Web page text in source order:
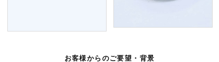
お客様からのご要望・背景